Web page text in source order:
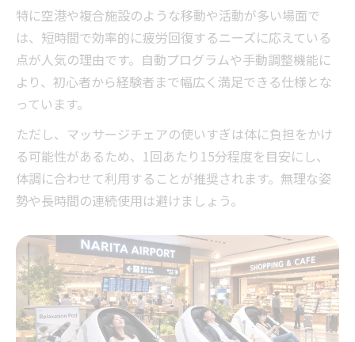
特に空港や複合施設のような移動や活動が多い場面で
は、短時間で効率的に疲労回復するニーズに応えている
点が人気の理由です。自動プログラムや手動調整機能に
より、初心者から経験者まで幅広く満足できる仕様とな
っています。
ただし、マッサージチェアの使いすぎは体に負担をかけ
る可能性があるため、1回あたり15分程度を目安にし、
体調に合わせて利用することが推奨されます。無理な姿
勢や長時間の連続使用は避けましょう。